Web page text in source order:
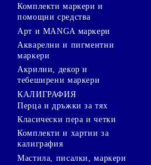
Комплекти маркери и
помощни средства
Арт и MANGA маркери
Акварелни и пигментни
маркери
Акрилни, декор и
тебеширени маркери
КАЛИГРАФИЯ
Перца и дръжки за тях
Класически пера и четки
Комплекти и хартии за
калиграфия
Мастила, писалки, маркери